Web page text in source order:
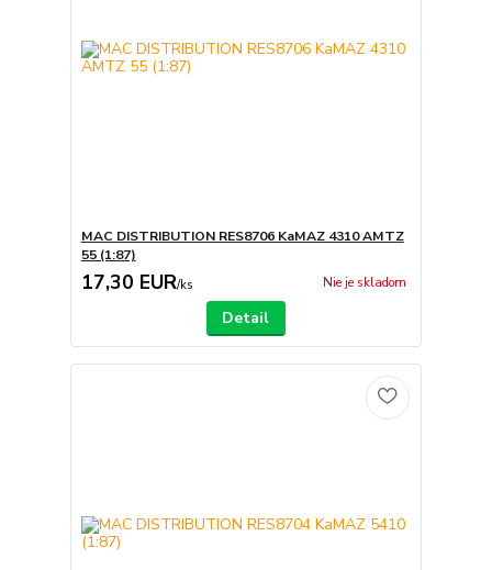
MAC DISTRIBUTION RES8706 KaMAZ 4310 AMTZ
55 (1:87)
17,30 EUR/ks Nie je skladom
Detail